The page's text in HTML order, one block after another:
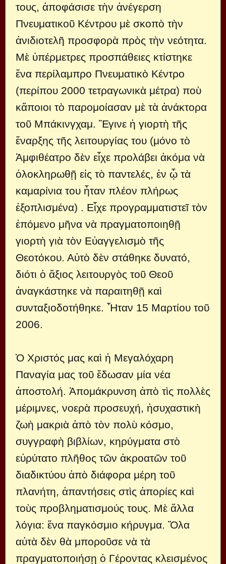
τους, ἀποφάσισε τὴν ἀνέγερση
Πνευματικοῦ Κέντρου μὲ σκοπὸ τὴν
ἀνιδιοτελῆ προσφορὰ πρὸς τὴν νεότητα.
Μὲ ὑπέρμετρες προσπάθειες κτίστηκε
ἕνα περίλαμπρο Πνευματικὸ Κέντρο
(περίπου 2000 τετραγωνικὰ μέτρα) ποὺ
κἄποιοι τὸ παρομοίασαν μὲ τὰ ἀνάκτορα
τοῦ Μπάκινγχαμ. Ἔγινε ἡ γιορτὴ τῆς
ἔναρξης τῆς λειτουργίας του (μόνο τὸ
Ἀμφιθέατρο δὲν εἶχε προλάβει ἀκόμα νὰ
ὁλοκληρωθῇ εἰς τὸ παντελές, ἐν ᾧ τὰ
καμαρίνια του ἦταν πλέον πλήρως
ἐξοπλισμένα) . Εἶχε προγραμματιστεῖ τὸν
ἑπόμενο μῆνα νὰ πραγματοποιηθῇ
γιορτὴ γιὰ τὸν Εὐαγγελισμὸ τῆς
Θεοτόκου. Αὐτὸ δὲν στάθηκε δυνατό,
διότι ὁ ἄξιος λειτουργὸς τοῦ Θεοῦ
ἀναγκάστηκε νὰ παραιτηθῇ καὶ
συνταξιοδοτήθηκε. Ἦταν 15 Μαρτίου τοῦ
2006.
Ὁ Χριστός μας καὶ ἡ Μεγαλόχαρη
Παναγία μας τοῦ ἔδωσαν μία νέα
ἀποστολή. Ἀπομάκρυνση ἀπὸ τὶς πολλὲς
μέριμνες, νοερὰ προσευχή, ἡσυχαστικὴ
ζωὴ μακριὰ ἀπὸ τὸν πολὺ κόσμο,
συγγραφὴ βιβλίων, κηρύγματα στὸ
εὐρύτατο πλῆθος τῶν ἀκροατῶν τοῦ
διαδικτύου ἀπὸ διάφορα μέρη τοῦ
πλανήτη, ἀπαντήσεις στὶς ἀπορίες καὶ
τοὺς προβληματισμούς τους. Μὲ ἄλλα
λόγια: ἕνα παγκόσμιο κήρυγμα. Ὅλα
αὐτὰ δὲν θὰ μποροῦσε νὰ τὰ
πραγματοποιήσῃ ὁ Γέροντας κλεισμένος